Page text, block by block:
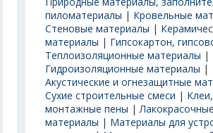
пиломатериалы | Кровельные
Стеновые материалы |
материалы | Гипсокартон,
Теплоизоляционные материалы |
Гидроизоляционные материалы |
Акустические и огнезащитные
Сухие строительные смеси |
монтажные пены |Лакокрасочные
материалы | Материалы для